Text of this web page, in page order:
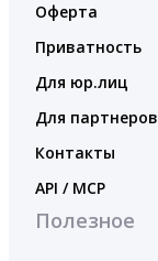
Оферта
Приватность
Для юр.лиц
Для партнеров
Контакты
API / MCP
Полезное